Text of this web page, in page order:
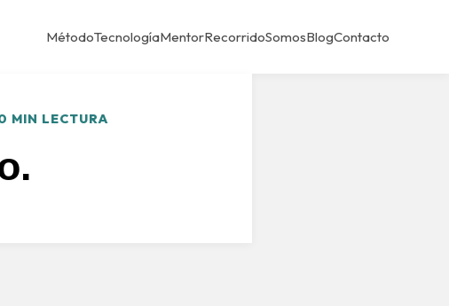
MétodoTecnologíaMentorRecorridoSomosBlogContacto
MIN LECTURA